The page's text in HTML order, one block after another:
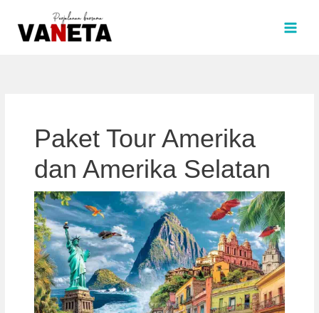
konten
Paket Tour Amerika
dan Amerika Selatan